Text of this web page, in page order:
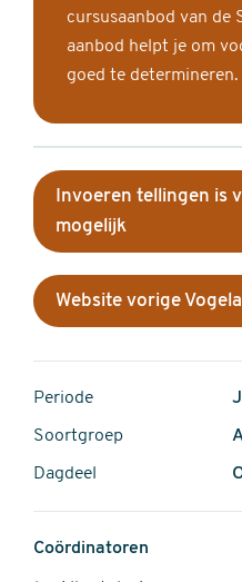
cursusaanbod van de
aanbod helpt je om
goed te determineren.
Invoeren tellingen is
mogelijk
Website vorige
Periode
Soortgroep
Dagdeel
Coördinatoren